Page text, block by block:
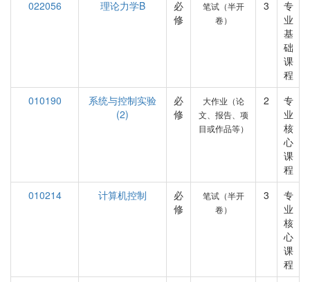
022056 理论力学B
必
修
笔试（半开
卷）
3
专
业
基
础
课
程
010190
系统与控制实验
(2)
必
修
大作业（论
文、报告、项
目或作品等）
2
专
业
核
心
课
程
010214
计算机控制
必
修
笔试（半开
卷）
3
专
业
核
心
课
程